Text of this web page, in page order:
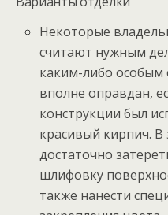
Некоторые
считают нужным
каким-либо особым
вполне оправдан,
конструкции был
красивый кирпич. В
достаточно
шлифовку
также нанести